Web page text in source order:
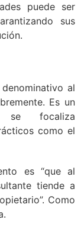
puede ser
sus
al
Es un
se focaliza
como el
es “que al
tiende a
Como